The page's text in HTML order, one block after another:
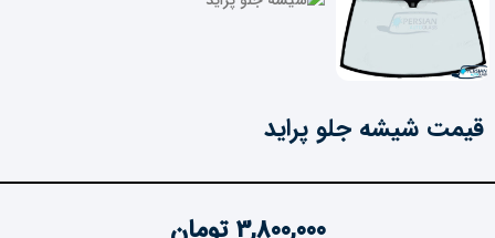
قیمت شیشه جلو پراید
3,800,000 تومان